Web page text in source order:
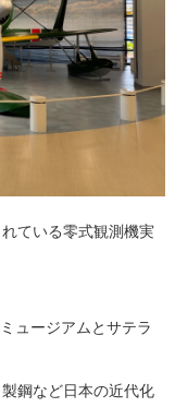
ている零式観測機実
ュージアムとサテラ
鋼など日本の近代化